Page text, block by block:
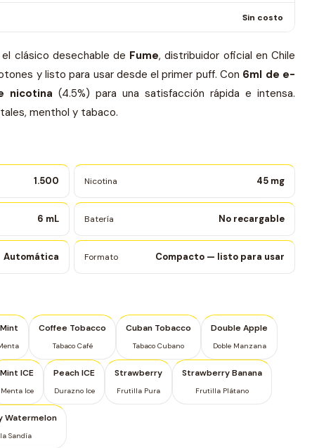
Sin costo
clásico desechable de Fume, distribuidor oficial en Chile
y listo para usar desde el primer puff. Con 6ml de e-
nicotina (4.5%) para una satisfacción rápida e intensa.
menthol y tabaco.
1.500 Nicotina 45 mg
6 mL Batería No recargable
Automática Formato Compacto — listo para usar
Coffee Tobacco
Tabaco Café
Cuban Tobacco
Tabaco Cubano
Double Apple
Doble Manzana
Mint ICE
Menta Ice
Peach ICE
Durazno Ice
Strawberry
Frutilla Pura
Strawberry Banana
Frutilla Plátano
Watermelon
Sandía